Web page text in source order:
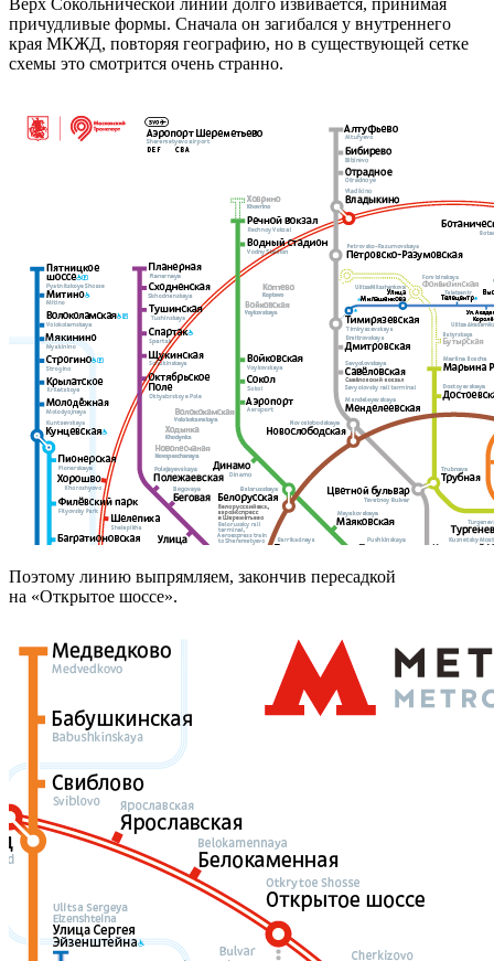
причудливые формы. Сначала он загибался у внутреннего
края МКЖД, повторяя географию, но в существующей сетке
схемы это смотрится очень странно.
Поэтому линию выпрямляем, закончив пересадкой
на «Открытое шоссе».